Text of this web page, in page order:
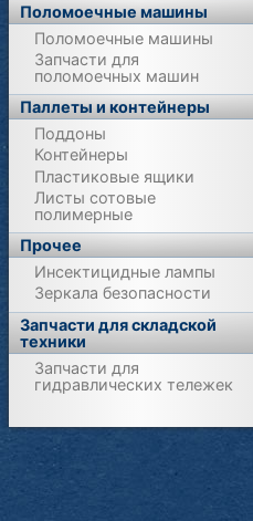
Поломоечные машины
Поломоечные машины
Запчасти для
поломоечных машин
Паллеты и контейнеры
Поддоны
Контейнеры
Пластиковые ящики
Листы сотовые
полимерные
Прочее
Инсектицидные лампы
Зеркала безопасности
Запчасти для складской
техники
Запчасти для
гидравлических тележек